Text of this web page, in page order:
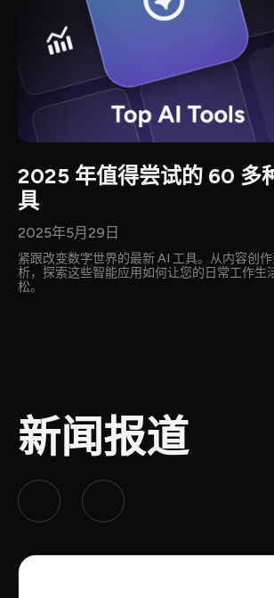
2025 年值得尝试的 60 多
具
2025年5月29日
紧跟改变数字世界的最新 AI 工具。从内容创
析，探索这些智能应用如何让您的日常工作生
松。
新闻报道